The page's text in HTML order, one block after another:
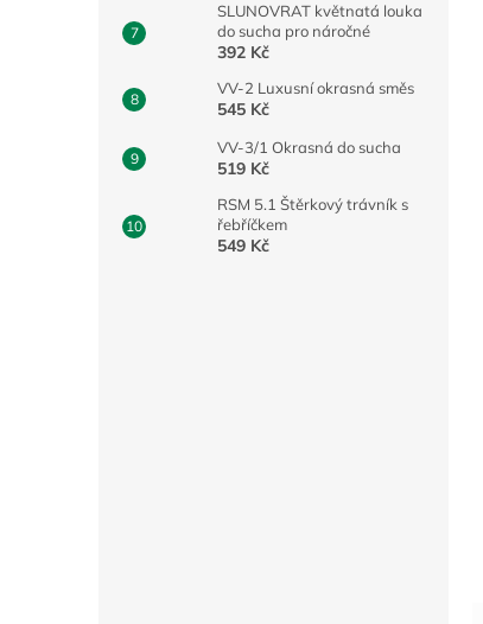
SLUNOVRAT květnatá louka
do sucha pro náročné
392 Kč
VV-2 Luxusní okrasná směs
545 Kč
VV-3/1 Okrasná do sucha
519 Kč
RSM 5.1 Štěrkový trávník s
řebříčkem
549 Kč